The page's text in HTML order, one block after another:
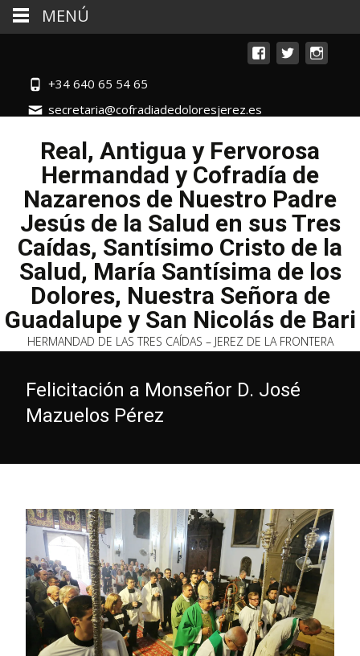
+34 640 65 54 65
secretaria@cofradiadedoloresjerez.es
Real, Antigua y Fervorosa
Hermandad y Cofradía de
Nazarenos de Nuestro Padre
Jesús de la Salud en sus Tres
Caídas, Santísimo Cristo de la
Salud, María Santísima de los
Dolores, Nuestra Señora de
Guadalupe y San Nicolás de Bari
HERMANDAD DE LAS TRES CAÍDAS – JEREZ DE LA FRONTERA
Felicitación a Monseñor D. José
Mazuelos Pérez
MENÚ